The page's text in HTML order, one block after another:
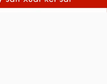
back